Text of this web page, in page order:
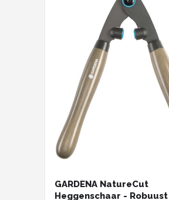
GARDENA NatureCut
Heggenschaar - Robuust